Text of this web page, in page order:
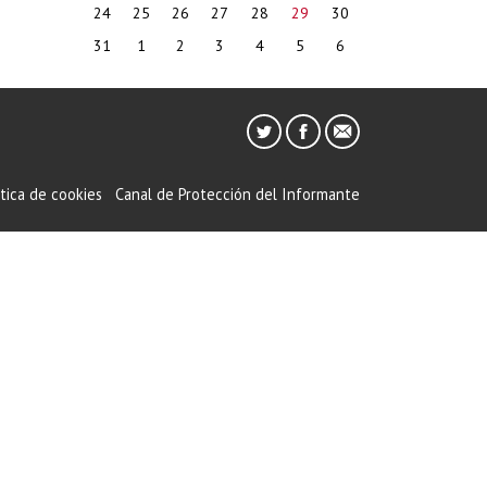
24 25 26 27 28 29
30
31
1 2 3 4 5 6
de cookies Canal de Protección del Informante